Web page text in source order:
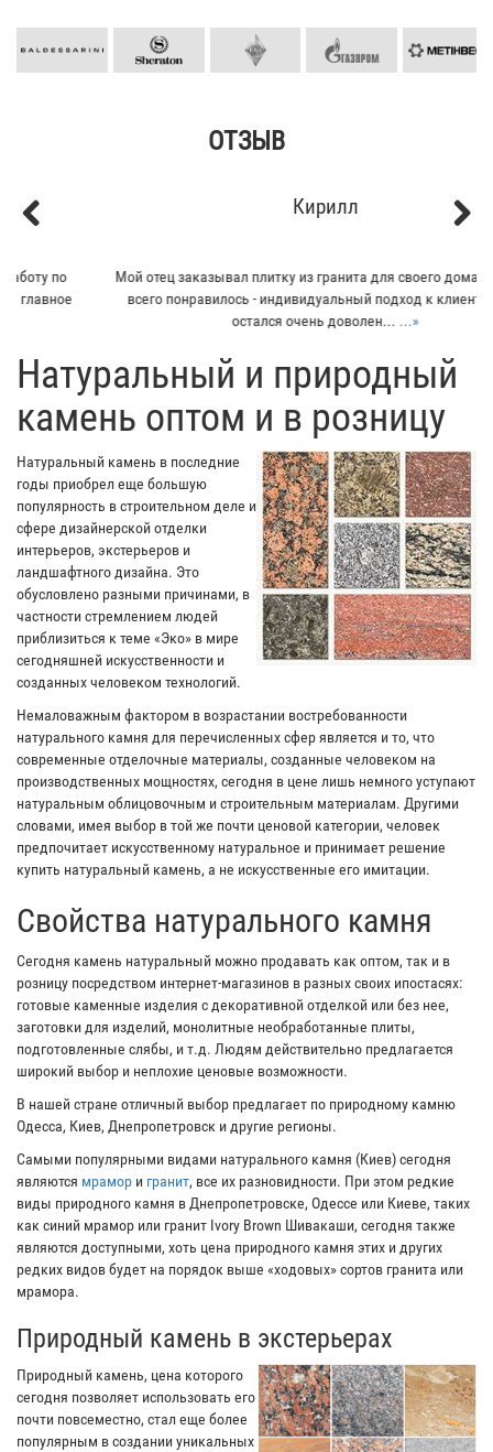
ОТЗЫВ
Мой отец заказывал плитку из гранита для своего дома. Больше
всего понравилось - индивидуальный подход к клиенту. Отец
остался очень доволен......»
​Натуральный и природный
камень оптом и в розницу
Натуральный камень в последние
годы приобрел еще большую
популярность в строительном деле и
сфере дизайнерской отделки
интерьеров, экстерьеров и
ландшафтного дизайна. Это
обусловлено разными причинами, в
частности стремлением людей
приблизиться к теме «Эко» в мире
сегодняшней искусственности и
созданных человеком технологий.
Немаловажным фактором в возрастании востребованности
натурального камня для перечисленных сфер является и то, что
современные отделочные материалы, созданные человеком на
производственных мощностях, сегодня в цене лишь немного уступают
натуральным облицовочным и строительным материалам. Другими
словами, имея выбор в той же почти ценовой категории, человек
предпочитает искусственному натуральное и принимает решение
купить натуральный камень, а не искусственные его имитации.
Свойства натурального камня
Сегодня камень натуральный можно продавать как оптом, так и в
розницу посредством интернет-магазинов в разных своих ипостасях:
готовые каменные изделия с декоративной отделкой или без нее,
заготовки для изделий, монолитные необработанные плиты,
подготовленные слябы, и т.д. Людям действительно предлагается
широкий выбор и неплохие ценовые возможности.
В нашей стране отличный выбор предлагает по природному камню
Одесса, Киев, Днепропетровск и другие регионы.
Самыми популярными видами натурального камня (Киев) сегодня
являются мрамор и гранит, все их разновидности. При этом редкие
виды природного камня в Днепропетровске, Одессе или Киеве, таких
как синий мрамор или гранит Ivory Brown Шивакаши, сегодня также
являются доступными, хоть цена природного камня этих и других
редких видов будет на порядок выше «ходовых» сортов гранита или
мрамора.
Природный камень в экстерьерах
Природный камень, цена которого
сегодня позволяет использовать его
почти повсеместно, стал еще более
популярным в создании уникальных